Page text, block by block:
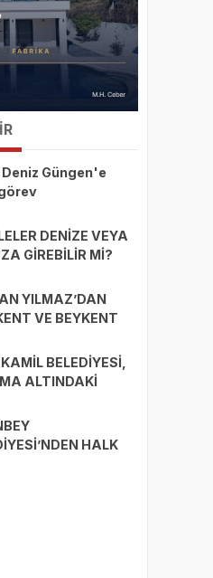
Deniz Güngen'e
DENİZE VEYA
GİREBİLİR Mİ?
YILMAZ’DAN
VE BEYKENT
BELEDİYESİ,
ALTINDAKİ
HALK